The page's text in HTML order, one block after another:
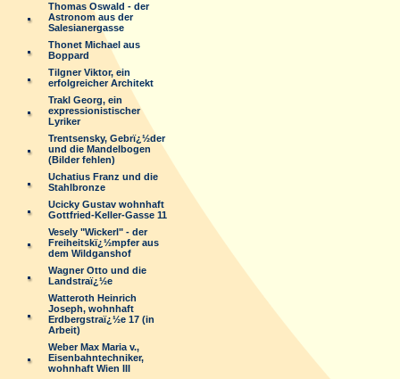
Thomas Oswald - der
Astronom aus der
Salesianergasse
Thonet Michael aus
Boppard
Tilgner Viktor, ein
erfolgreicher Architekt
Trakl Georg, ein
expressionistischer
Lyriker
Trentsensky, Gebrï¿½der
und die Mandelbogen
(Bilder fehlen)
Uchatius Franz und die
Stahlbronze
Ucicky Gustav wohnhaft
Gottfried-Keller-Gasse 11
Vesely "Wickerl" - der
Freiheitskï¿½mpfer aus
dem Wildganshof
Wagner Otto und die
Landstraï¿½e
Watteroth Heinrich
Joseph, wohnhaft
Erdbergstraï¿½e 17 (in
Arbeit)
Weber Max Maria v.,
Eisenbahntechniker,
wohnhaft Wien III